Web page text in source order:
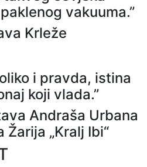
vakuuma.”
Krleže
i pravda, istina
koji vlada.”
Andraša Urbana
„Kralj Ibi“